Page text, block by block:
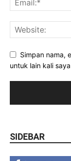
Simpan nama,
untuk lain kali
SIDEBAR